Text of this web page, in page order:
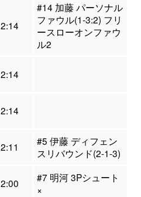
2:14
#14 加藤 パーソナル
ファウル(1-3:2) フリ
ースローオンファウ
ル2
2:14
2:14
2:11
#5 伊藤 ディフェン
スリバウンド(2-1-3)
2:00
#7 明河 3Pシュート
×